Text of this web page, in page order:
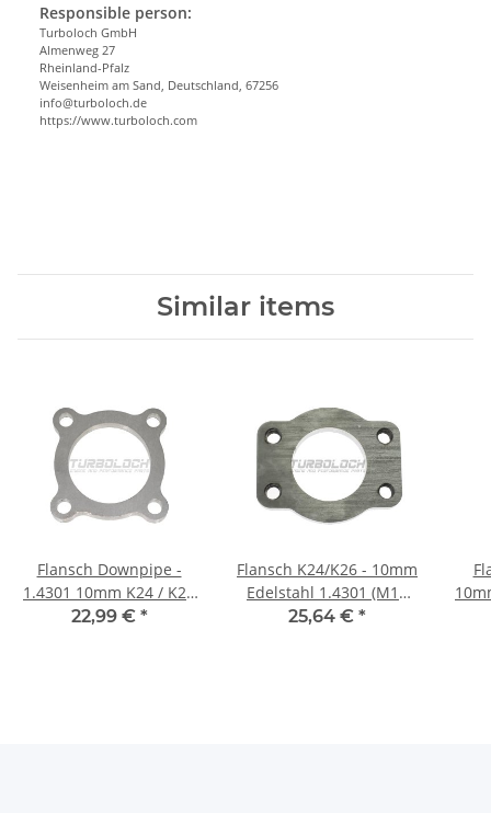
Responsible person:
Turboloch GmbH
Almenweg 27
Rheinland-Pfalz
Weisenheim am Sand, Deutschland, 67256
info@turboloch.de
https://www.turboloch.com
Similar items
Flansch Downpipe -
1.4301 10mm K24 / K26
V2A 1.4301
22,99 € *
Flansch K24/K26 - 10mm
Edelstahl 1.4301 (M10
Gewinde)
25,64 € *